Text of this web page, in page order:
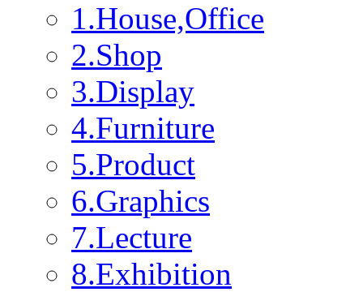
1.House,Office
2.Shop
3.Display
4.Furniture
5.Product
6.Graphics
7.Lecture
8.Exhibition